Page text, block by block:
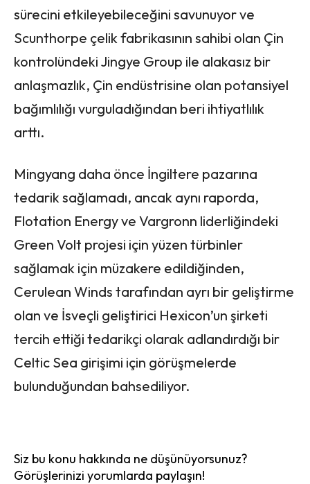
sürecini etkileyebileceğini savunuyor ve
Scunthorpe çelik fabrikasının sahibi olan Çin
kontrolündeki Jingye Group ile alakasız bir
anlaşmazlık, Çin endüstrisine olan potansiyel
bağımlılığı vurguladığından beri ihtiyatlılık
arttı.
Mingyang daha önce İngiltere pazarına
tedarik sağlamadı, ancak aynı raporda,
Flotation Energy ve Vargronn liderliğindeki
Green Volt projesi için yüzen türbinler
sağlamak için müzakere edildiğinden,
Cerulean Winds tarafından ayrı bir geliştirme
olan ve İsveçli geliştirici Hexicon’un şirketi
tercih ettiği tedarikçi olarak adlandırdığı bir
Celtic Sea girişimi için görüşmelerde
bulunduğundan bahsediliyor.
Siz bu konu hakkında ne düşünüyorsunuz?
Görüşlerinizi yorumlarda paylaşın!